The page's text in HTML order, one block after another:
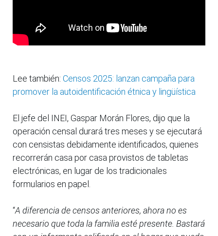
Lee también: Censos 2025: lanzan campaña para
promover la autoidentificación étnica y lingüística
El jefe del INEI, Gaspar Morán Flores, dijo que la
operación censal durará tres meses y se ejecutará
con censistas debidamente identificados, quienes
recorrerán casa por casa provistos de tabletas
electrónicas, en lugar de los tradicionales
formularios en papel.
“A diferencia de censos anteriores, ahora no es
necesario que toda la familia esté presente. Bastará